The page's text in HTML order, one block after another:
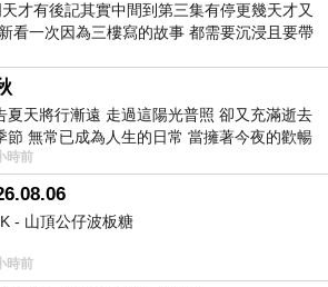
才有後記其實中間到第三集有停更幾天才又
看一次因為三樓寫的故事 都需要沉浸且要帶
夏天將行漸遠 走過這陽光普照 卻又充滿逝去
節 無常已成為人生的日常 當擁著今夜的歡暢
轉眼驟成昨日 而明晨 太陽
時前
- 山頂公仔波板糖
時前